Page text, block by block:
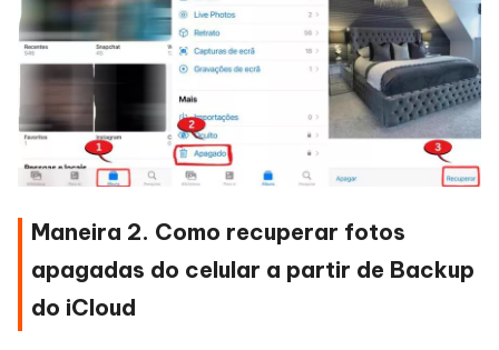
Maneira 2. Como recuperar fotos
apagadas do celular a partir de Backup
do iCloud